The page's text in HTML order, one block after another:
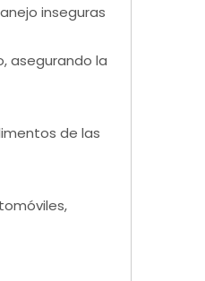
inseguras
asegurando la
de las